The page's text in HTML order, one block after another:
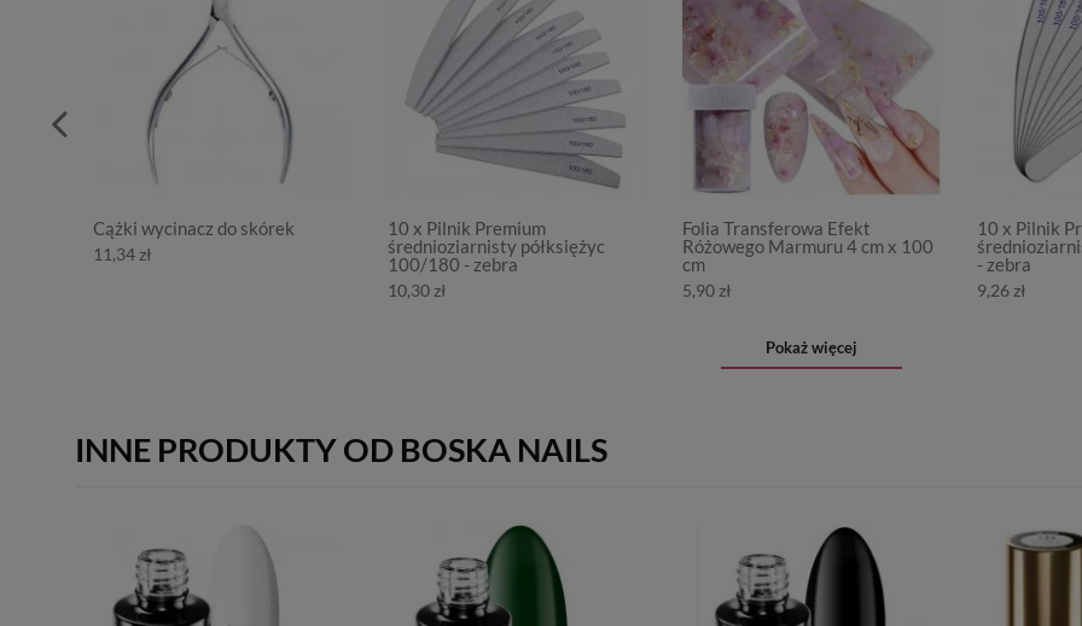
Cążki wycinacz do skórek
11,34 zł
10 x Pilnik Premium
średnioziarnisty półksiężyc
100/180 - zebra
10,30 zł
Folia Transferowa Efekt
Różowego Marmuru 4 cm x 100
cm
5,90 zł
10 x Pilnik
- zebra
9,26 zł
Pokaż więcej
INNE PRODUKTY OD BOSKA NAILS